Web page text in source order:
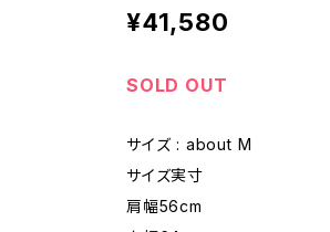
¥41,580
SOLD OUT
サイズ : about M
サイズ実寸
肩幅56cm